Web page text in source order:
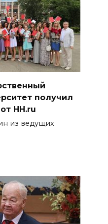
получил
HH.ru
из ведущих